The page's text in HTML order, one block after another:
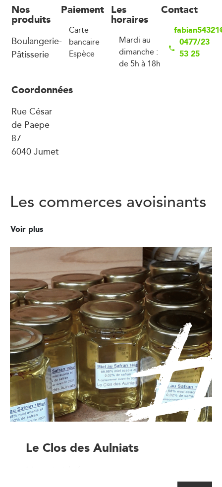
Nos
produits
Boulangerie-
Pâtisserie
Paiement
Carte
bancaire
Espèce
Les
horaires
Mardi au
dimanche :
de 5h à 18h
Contact
0477/23
53 25
Coordonnées
Rue César
de Paepe
87
6040 Jumet
Les commerces avoisinants
Voir plus
Le Clos des Aulniats